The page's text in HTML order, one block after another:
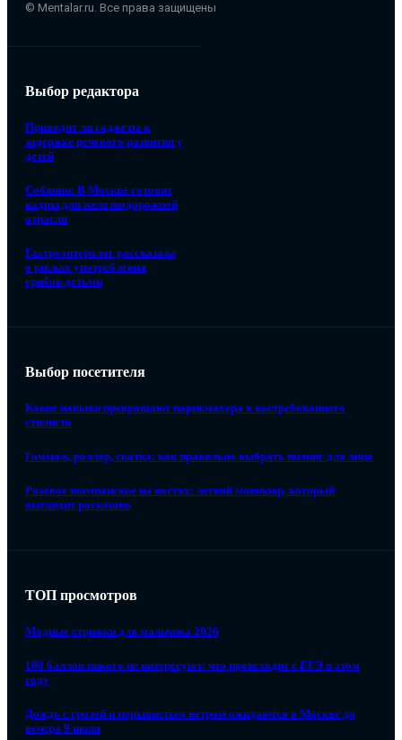
© Mentalar.ru. Все права защищены
Выбор редактора
Приводят ли гаджеты к
задержке речевого развития у
детей
Собянин: В Москве готовят
кадры для железнодорожной
отрасли
Гастроэнтеролог рассказала
о рисках употребления
грибов детьми
Выбор посетителя
Какие навыки превращают парикмахера в востребованного
стилиста
Гоммаж, роллер, скатка: как правильно выбрать пилинг для лица
Розовое шампанское на ногтях: летний маникюр, который
выглядит роскошно
ТОП просмотров
Модные стрижки для мальчика 2026
100 баллов никого не интересуют: что происходит с ЕГЭ в этом
году
Дождь с грозой и порывистым ветром ожидаются в Москве до
вечера 9 июля